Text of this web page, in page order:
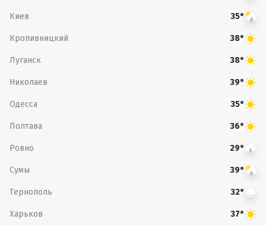
Киев 35°
Кропивницкий 38°
Луганск 38°
Николаев 39°
Одесса 35°
Полтава 36°
Ровно 29°
Сумы 39°
Тернополь 32°
Харьков 37°